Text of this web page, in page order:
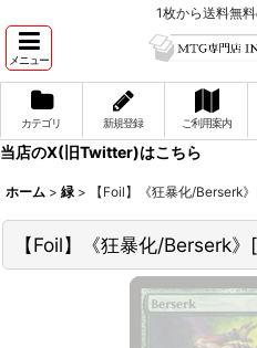
1枚から送料無
メニュー
カテゴリ 新規登録 ご利用案内
当店のX(旧Twitter)はこちら
ホーム > 緑 > 【Foil】《狂暴化/Berserk
【Foil】《狂暴化/Berserk